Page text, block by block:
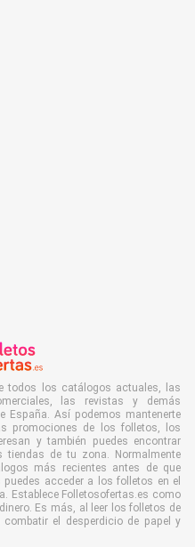
todos los catálogos actuales, las
las revistas y demás
España. Así podemos mantenerte
promociones de los folletos, los
y también puedes encontrar
de tu zona. Normalmente
más recientes antes de que
acceder a los folletos en el
Establece Folletosofertas.es como
Es más, al leer los folletos de
el desperdicio de papel y